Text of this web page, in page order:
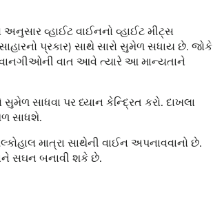
વ્હાઈટ વાઈનનો વ્હાઈટ મીટ્સ
પ્રકાર) સાથે સારો સુમેળ સધાય છે. જોકે
વાત આવે ત્યારે આ માન્યતાને
સાધવા પર ધ્યાન કેન્દ્રિત કરો. દાખલા
સાધશે.
માત્રા સાથેની વાઈન અપનાવવાનો છે.
સઘન બનાવી શકે છે.